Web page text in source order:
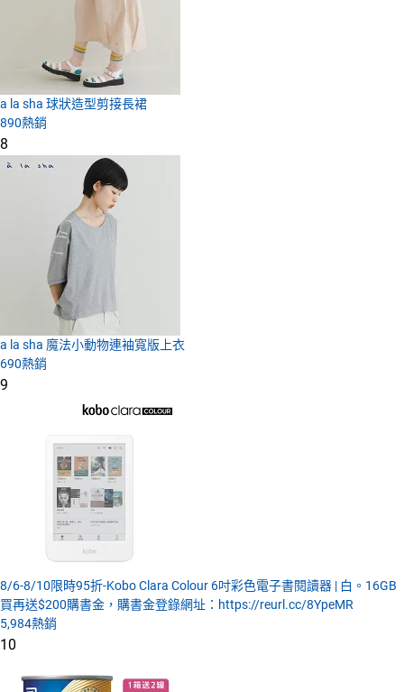
a la sha 球狀造型剪接長裙
890熱銷
8
a la sha 魔法小動物連袖寬版上衣
690熱銷
9
8/6-8/10限時95折-Kobo Clara Colour 6吋彩色電子書閱讀器 | 白。16GB
買再送$200購書金，購書金登錄網址：https://reurl.cc/8YpeMR
5,984熱銷
10